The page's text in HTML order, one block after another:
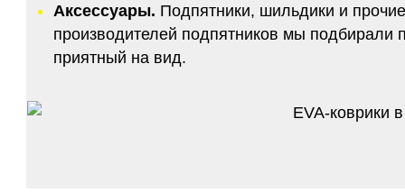
Аксессуары. Подпятники, шильдики и
производителей подпятников мы подбирали
приятный на вид.